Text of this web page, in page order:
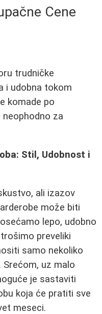
Cene
trudničke
i udobna tokom
komade po
za
Stil, Udobnost i
ali izazov
može biti
lepo, udobno
preveliki
samo nekoliko
Srećom, uz malo
je sastaviti
koja će pratiti sve
meseci.